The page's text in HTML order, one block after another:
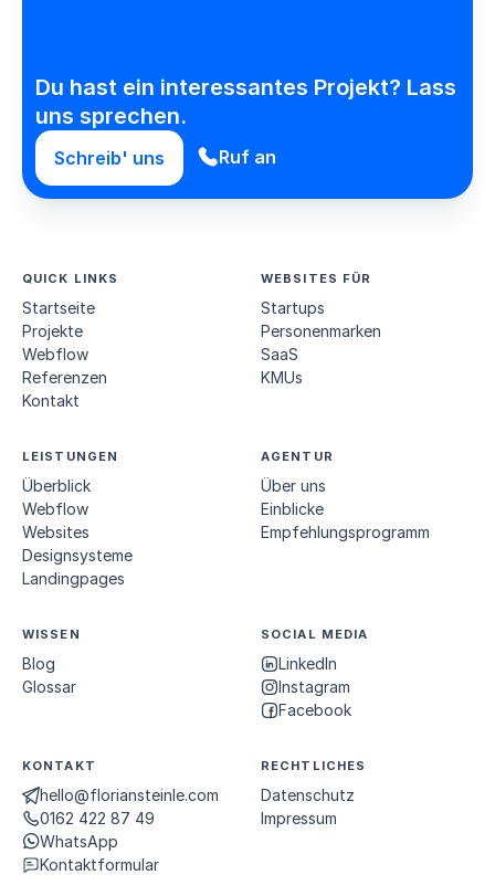
Du hast ein interessantes Projekt? Lass
uns sprechen.
Schreib' uns Ruf an
QUICK LINKS
Startseite
Projekte
Webflow
Referenzen
Kontakt
WEBSITES FÜR
Startups
Personen­marken
SaaS
KMUs
LEISTUNGEN
Überblick
Webflow
Websites
Designsysteme
Landingpages
AGENTUR
Über uns
Einblicke
Empfehlungs­programm
WISSEN
Blog
Glossar
SOCIAL MEDIA
LinkedIn
Instagram
Facebook
KONTAKT
hello@floriansteinle.com
0162 422 87 49
WhatsApp
Kontaktformular
RECHTLICHES
Datenschutz
Impressum